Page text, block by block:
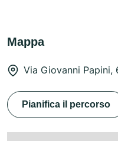
Mappa
Via Giovanni Papini,
Pianifica il percorso